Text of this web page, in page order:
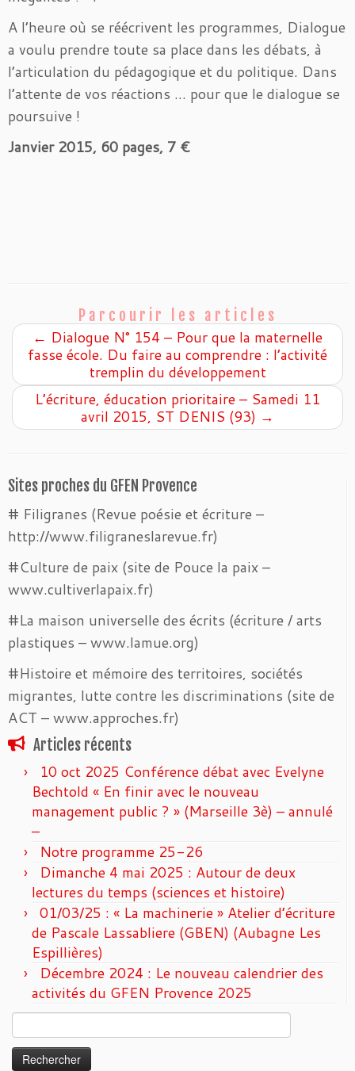
A l’heure où se réécrivent les programmes, Dialogue
a voulu prendre toute sa place dans les débats, à
l’articulation du pédagogique et du politique. Dans
l’attente de vos réactions … pour que le dialogue se
poursuive !
Janvier 2015, 60 pages, 7 €
Parcourir les articles
← Dialogue N° 154 – Pour que la maternelle
fasse école. Du faire au comprendre : l’activité
tremplin du développement
L’écriture, éducation prioritaire – Samedi 11
avril 2015, ST DENIS (93) →
Sites proches du GFEN Provence
# Filigranes (Revue poésie et écriture –
http://www.filigraneslarevue.fr)
#Culture de paix (site de Pouce la paix –
www.cultiverlapaix.fr)
#La maison universelle des écrits (écriture / arts
plastiques – www.lamue.org)
#Histoire et mémoire des territoires, sociétés
migrantes, lutte contre les discriminations (site de
ACT – www.approches.fr)
Articles récents
10 oct 2025 Conférence débat avec Evelyne
Bechtold « En finir avec le nouveau
management public ? » (Marseille 3è) – annulé
–
Notre programme 25-26
Dimanche 4 mai 2025 : Autour de deux
lectures du temps (sciences et histoire)
01/03/25 : « La machinerie » Atelier d’écriture
de Pascale Lassabliere (GBEN) (Aubagne Les
Espillières)
Décembre 2024 : Le nouveau calendrier des
activités du GFEN Provence 2025
Rechercher :